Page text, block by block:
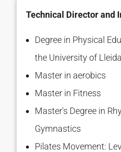
Technical Director and
Degree in Physical
the University of
Master in aerobics
Master in Fitness
Master's Degree in
Gymnastics
Pilates Movement: